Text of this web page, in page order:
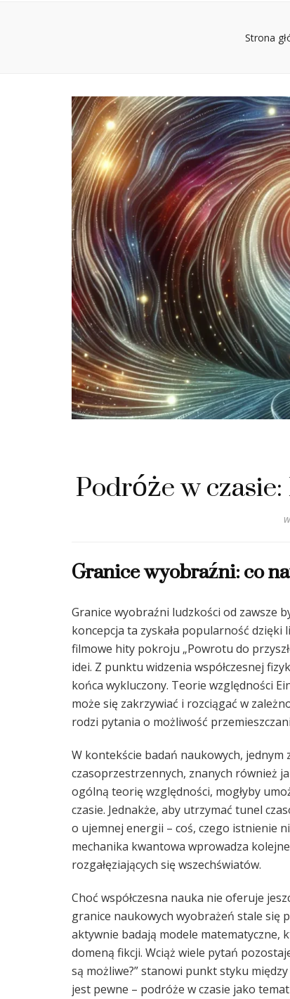
Strona
Podróże w w
Granice wyobraźni: co
Granice wyobraźni ludzkości od zawsze
koncepcja ta zyskała popularność dzięki
filmowe hity pokroju „Powrotu do
idei. Z punktu widzenia współczesnej
końca wykluczony. Teorie względności
może się zakrzywiać i rozciągać w
rodzi pytania o możliwość
W kontekście badań naukowych,
czasoprzestrzennych, znanych również
ogólną teorię względności, mogłyby
czasie. Jednakże, aby utrzymać tunel
o ujemnej energii – coś, czego istnienie
mechanika kwantowa wprowadza
rozgałęziających się wszechświatów.
Choć współczesna nauka nie oferuje
granice naukowych wyobrażeń stale się
aktywnie badają modele matematyczne,
domeną fikcji. Wciąż wiele pytań
są możliwe?” stanowi punkt styku
jest pewne – podróże w czasie jako